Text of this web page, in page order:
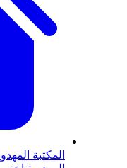
المهدويةوسائط